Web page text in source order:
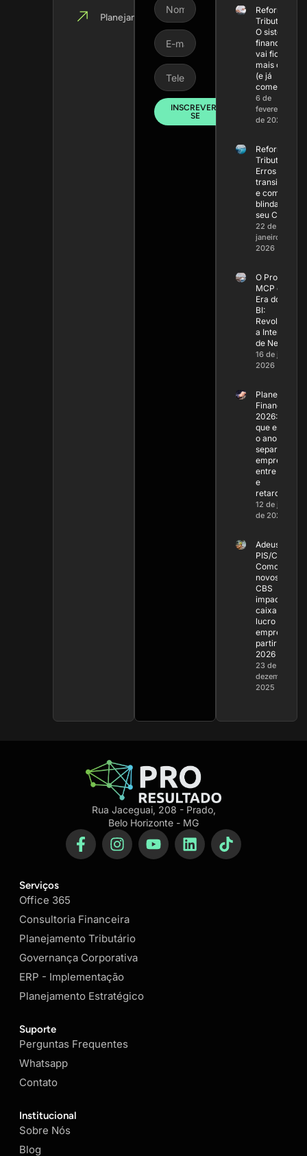
Planejamento
INSCREVER-
SE
Reforma
Tributária:
O sistema
financeiro
vai ficar
mais caro
(e já
começou)
6 de
fevereiro
de 2026
Reforma
Tributária:
Erros na
transição
e como
blindar
seu Caixa
22 de
janeiro de
2026
O Protocolo
MCP e a
Era do
BI:
a Inteligência
de Negócios
16 de janeiro
2026
Financeiro
2026: Por
que este
o ano que vai
separar as
empresas
entre líderes
e
retardatárias
12 de janeiro
de 2026
Adeus
PIS/COFINS:
Como os
novos IBS e
CBS
impactam o
caixa e o
lucro da sua
empresa a
partir de
2026
23 de
dezembro de
2025
Rua Jaceguai, 208 - Prado,
Belo Horizonte - MG
Serviços
Office 365
Consultoria Financeira
Planejamento Tributário
Governança Corporativa
ERP - Implementação
Planejamento Estratégico
Suporte
Perguntas Frequentes
Whatsapp
Contato
Institucional
Sobre Nós
Blog